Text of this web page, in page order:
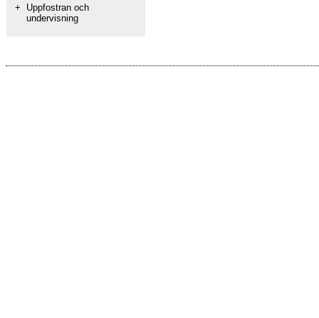
+
Uppfostran och
undervisning